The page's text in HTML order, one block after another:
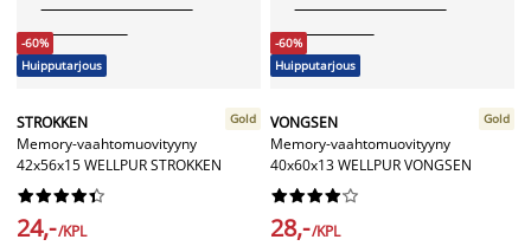
-60%
Huipputarjous
STROKKEN
Memory-vaahtomuovityyny
42x56x15 WELLPUR STROKKEN
Gold






24,-/KPL
-60%
Huipputarjous
VONGSEN
Memory-vaahtomuovityyny
40x60x13 WELLPUR VONGSEN
Gold






28,-/KPL